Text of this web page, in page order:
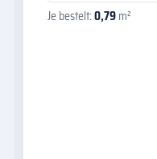
Je bestelt:0,79m²